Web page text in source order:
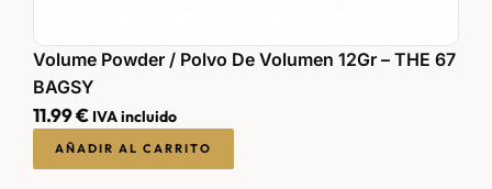
Volume Powder / Polvo De Volumen 12Gr – THE 67
BAGSY
11.99€ IVA incluido
AÑADIR AL CARRITO